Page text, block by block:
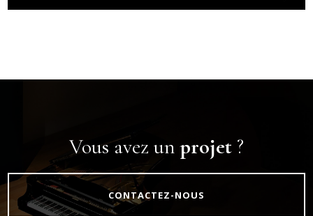
Vous avez unprojet ?
CONTACTEZ-NOUS